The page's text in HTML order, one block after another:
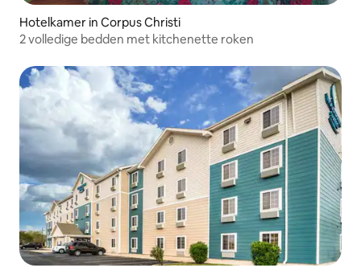
Hotelkamer in Corpus Christi
2 volledige bedden met kitchenette roken